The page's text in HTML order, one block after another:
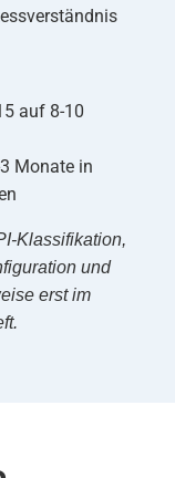
auf 8-10
Monate in
Klassifikation,
und
erst im